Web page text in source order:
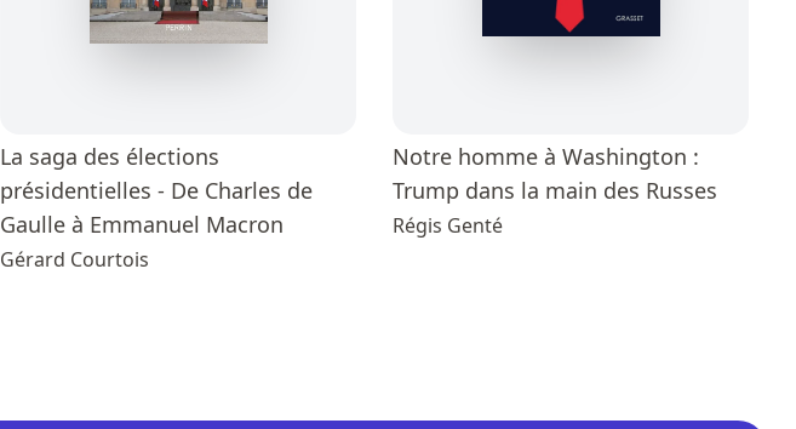
La saga des élections
présidentielles - De Charles de
Gaulle à Emmanuel Macron
Gérard Courtois
Notre homme à Washington :
Trump dans la main des Russes
Régis Genté